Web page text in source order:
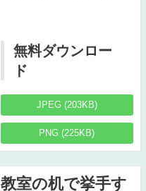
無料ダウンロー
ド
JPEG (203KB)
PNG (225KB)
教室の机で挙手す